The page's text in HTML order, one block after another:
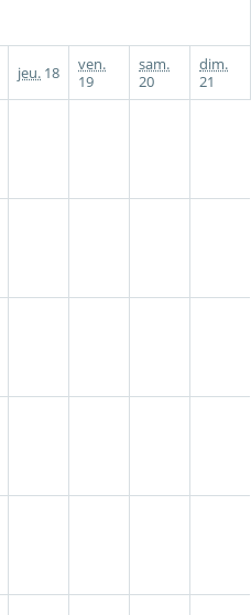
jeu. 18
ven.
19
sam.
20
dim.
21